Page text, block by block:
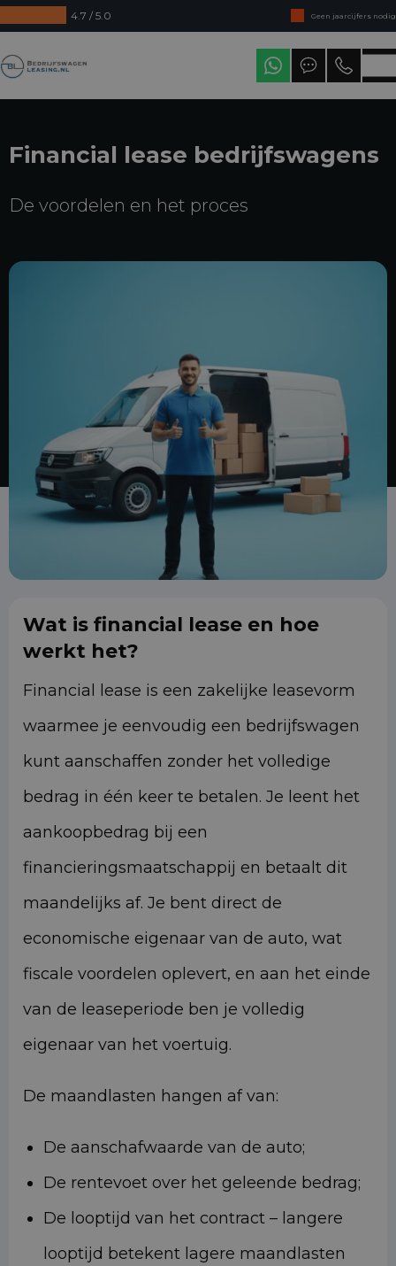
4.7 / 5.0
Geen jaarcijfers nodig
Direct uit voorraad leverbaar
Levering in heel Nederland
Financial lease bedrijfswagens
De voordelen en het proces
Wat is financial lease en hoe
werkt het?
Financial lease is een zakelijke leasevorm
waarmee je eenvoudig een bedrijfswagen
kunt aanschaffen zonder het volledige
bedrag in één keer te betalen. Je leent het
aankoopbedrag bij een
financieringsmaatschappij en betaalt dit
maandelijks af. Je bent direct de
economische eigenaar van de auto, wat
fiscale voordelen oplevert, en aan het einde
van de leaseperiode ben je volledig
eigenaar van het voertuig.
De maandlasten hangen af van:
De aanschafwaarde van de auto;
De rentevoet over het geleende bedrag;
De looptijd van het contract – langere
looptijd betekent lagere maandlasten